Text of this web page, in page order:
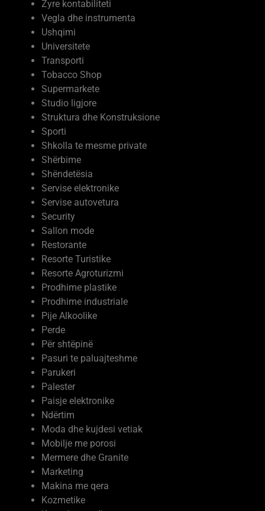
Vegla dhe instrumenta
Ushqimi
Universitete
Transporti
Tobacco Shop
Supermarkete
Studio ligjore
Struktura dhe Konstruksione
Sporti
Shkolla te mesme private
Shërbime
Shëndetësia
Servise elektronike
Servise autovetura
Security
Sallon mode
Restorante
Resorte Turistike
Resorte Agroturizmi
Prodhime plastike
Prodhime industriale
Pije Alkoolike
Perde
Për shtëpinë
Pasuri te paluajteshme
Parukeri
Palester
Paisje elektronike
Ndërtim
Moda dhe kujdesi vetiak
Mobilje me porosi
Mermere dhe Granite
Marketing
Makina me qera
Kozmetike
Kopeshte cerdhe